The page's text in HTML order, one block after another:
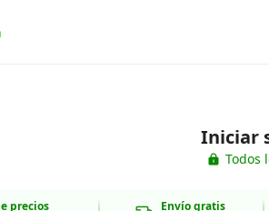
Iniciar
Todos
precios Envío gratis